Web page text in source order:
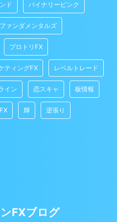
ド バイナリーピンク
ファンダメンタルズ
プロトリFX
ティングFX レベルトレード
イン 恋スキャ 板情報
輝 逆張り
FXブログ